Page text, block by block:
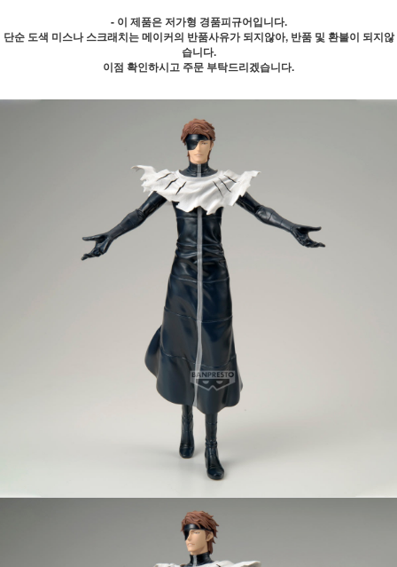
- 이 제품은 저가형 경품피규어입니다.
단순 도색 미스나 스크래치는 메이커의 반품사유가 되지않아, 반품 및 환불이 되지않
습니다.
이점 확인하시고 주문 부탁드리겠습니다.